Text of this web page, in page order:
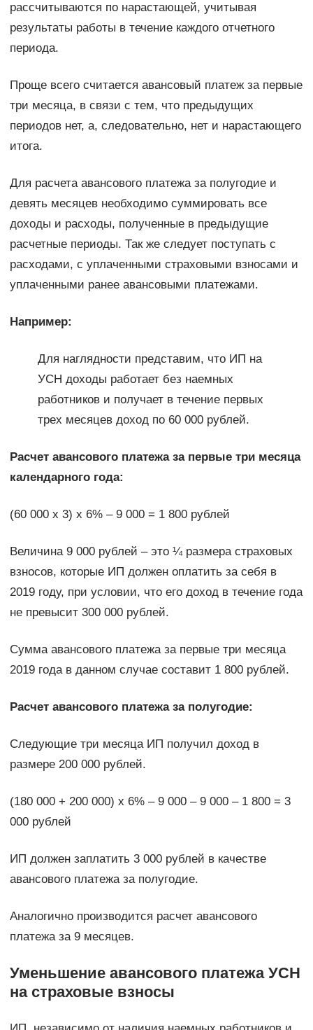
рассчитываются по нарастающей, учитывая
результаты работы в течение каждого отчетного
периода.
Проще всего считается авансовый платеж за первые
три месяца, в связи с тем, что предыдущих
периодов нет, а, следовательно, нет и нарастающего
итога.
Для расчета авансового платежа за полугодие и
девять месяцев необходимо суммировать все
доходы и расходы, полученные в предыдущие
расчетные периоды. Так же следует поступать с
расходами, с уплаченными страховыми взносами и
уплаченными ранее авансовыми платежами.
Например:
Для наглядности представим, что ИП на
УСН доходы работает без наемных
работников и получает в течение первых
трех месяцев доход по 60 000 рублей.
Расчет авансового платежа за первые три месяца
календарного года:
(60 000 х 3) х 6% – 9 000 = 1 800 рублей
Величина 9 000 рублей – это ¼ размера страховых
взносов, которые ИП должен оплатить за себя в
2019 году, при условии, что его доход в течение года
не превысит 300 000 рублей.
Сумма авансового платежа за первые три месяца
2019 года в данном случае составит 1 800 рублей.
Расчет авансового платежа за полугодие:
Следующие три месяца ИП получил доход в
размере 200 000 рублей.
(180 000 + 200 000) х 6% – 9 000 – 9 000 – 1 800 = 3
000 рублей
ИП должен заплатить 3 000 рублей в качестве
авансового платежа за полугодие.
Аналогично производится расчет авансового
платежа за 9 месяцев.
Уменьшение авансового платежа УСН
на страховые взносы